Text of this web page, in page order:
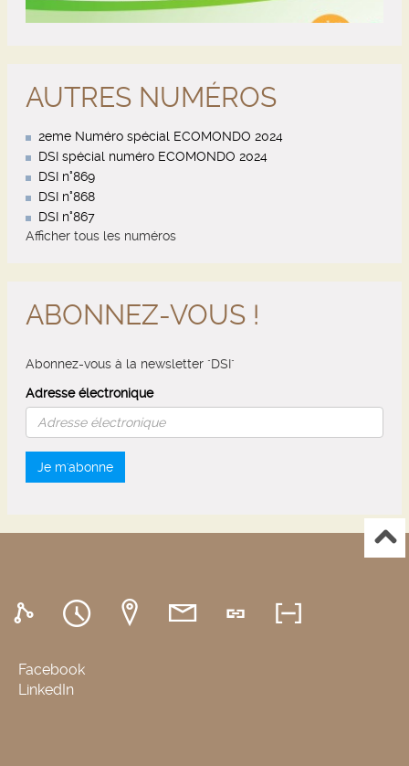
AUTRES NUMÉROS
2eme Numéro spécial ECOMONDO 2024
DSI spécial numéro ECOMONDO 2024
DSI n°869
DSI n°868
DSI n°867
Afficher tous les numéros
ABONNEZ-VOUS !
Abonnez-vous à la newsletter "DSI"
Adresse électronique
Je m'abonne
Facebook
LinkedIn